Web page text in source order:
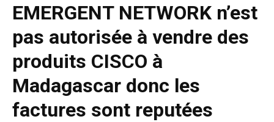
EMERGENT NETWORK n’est
pas autorisée à vendre des
produits CISCO à
Madagascar donc les
factures sont reputées